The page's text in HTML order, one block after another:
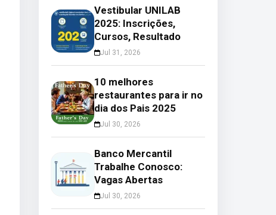
Vestibular UNILAB
2025: Inscrições,
Cursos, Resultado
Jul 31, 2026
10 melhores
restaurantes para ir no
dia dos Pais 2025
Jul 30, 2026
Banco Mercantil
Trabalhe Conosco:
Vagas Abertas
Jul 30, 2026